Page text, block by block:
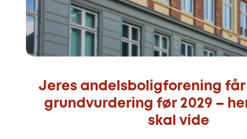
Jeres andelsboligforening får
grundvurdering før 2029 – her
skal vide